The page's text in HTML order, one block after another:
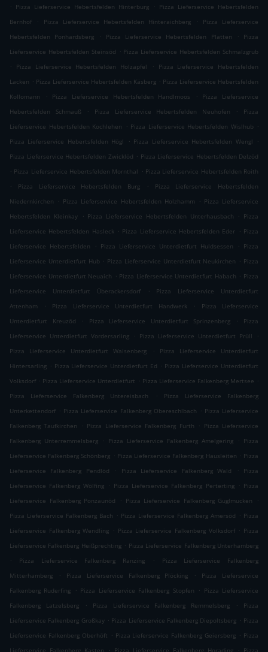
. Pizza Lieferservice Hebertsfelden Hinterburg . Pizza Lieferservice Hebertsfelden
Bernhof
. Pizza Lieferservice Hebertsfelden Hinteraichberg .
Pizza Lieferservice
Hebertsfelden Ponhardsberg
. Pizza Lieferservice Hebertsfelden Platten .
Pizza
Lieferservice Hebertsfelden Steinsöd . Pizza Lieferservice Hebertsfelden Schmalzgrub
.
Pizza Lieferservice Hebertsfelden Holzapfel .
Pizza Lieferservice Hebertsfelden
Lacken . Pizza Lieferservice Hebertsfelden Käsberg . Pizza Lieferservice Hebertsfelden
Kollomann
. Pizza Lieferservice Hebertsfelden Handlmoos .
Pizza Lieferservice
Hebertsfelden Schmauß
. Pizza Lieferservice Hebertsfelden Neuhofen .
Pizza
Lieferservice Hebertsfelden Kochlehen
. Pizza Lieferservice Hebertsfelden Wislhub .
Pizza Lieferservice Hebertsfelden Högl
. Pizza Lieferservice Hebertsfelden Wengl
.
Pizza Lieferservice Hebertsfelden Zwicklöd . Pizza Lieferservice Hebertsfelden Delzöd
. Pizza Lieferservice Hebertsfelden Mornthal . Pizza Lieferservice Hebertsfelden Roith
.
Pizza Lieferservice Hebertsfelden Burg .
Pizza Lieferservice Hebertsfelden
Niedernkirchen
. Pizza Lieferservice Hebertsfelden Holzhamm . Pizza Lieferservice
Hebertsfelden Kleinkay
. Pizza Lieferservice Hebertsfelden Unterhausbach . Pizza
Lieferservice Hebertsfelden Hasleck . Pizza Lieferservice Hebertsfelden Eder . Pizza
Lieferservice Hebertsfelden
. Pizza Lieferservice Unterdietfurt Huldsessen . Pizza
Lieferservice Unterdietfurt Hub . Pizza Lieferservice Unterdietfurt Neukirchen . Pizza
Lieferservice Unterdietfurt Neuaich . Pizza Lieferservice Unterdietfurt Habach . Pizza
Lieferservice Unterdietfurt Überackersdorf
.
Pizza Lieferservice Unterdietfurt
Attenham
. Pizza Lieferservice Unterdietfurt Handwerk .
Pizza Lieferservice
Unterdietfurt Kreuzöd
. Pizza Lieferservice Unterdietfurt Sprinzenberg .
Pizza
Lieferservice Unterdietfurt Vordersarling
. Pizza Lieferservice Unterdietfurt Prüll
.
Pizza Lieferservice Unterdietfurt Waisenberg
.
Pizza Lieferservice Unterdietfurt
Hintersarling . Pizza Lieferservice Unterdietfurt Ed . Pizza Lieferservice Unterdietfurt
Volksdorf . Pizza Lieferservice Unterdietfurt . Pizza Lieferservice Falkenberg Mertsee .
Pizza Lieferservice Falkenberg Untereisbach
.
Pizza Lieferservice Falkenberg
Unterkettendorf . Pizza Lieferservice Falkenberg Obereschlbach . Pizza Lieferservice
Falkenberg Taufkirchen
. Pizza Lieferservice Falkenberg Furth . Pizza Lieferservice
Falkenberg Unterremmelsberg
. Pizza Lieferservice Falkenberg Amelgering . Pizza
Lieferservice Falkenberg Schönberg . Pizza Lieferservice Falkenberg Hausleiten . Pizza
Lieferservice Falkenberg Pendlöd
. Pizza Lieferservice Falkenberg Wald .
Pizza
Lieferservice Falkenberg Wölfing
. Pizza Lieferservice Falkenberg Perterting . Pizza
Lieferservice Falkenberg Ponzaunöd
. Pizza Lieferservice Falkenberg Guglmucken
.
Pizza Lieferservice Falkenberg Bach . Pizza Lieferservice Falkenberg Amersöd . Pizza
Lieferservice Falkenberg Wendling . Pizza Lieferservice Falkenberg Volksdorf . Pizza
Lieferservice Falkenberg Heißprechting . Pizza Lieferservice Falkenberg Unterhamberg
.
Pizza Lieferservice Falkenberg Ranzing .
Pizza Lieferservice Falkenberg
Mitterhamberg
. Pizza Lieferservice Falkenberg Plöcking .
Pizza Lieferservice
Falkenberg Ruderfing
. Pizza Lieferservice Falkenberg Stopfen . Pizza Lieferservice
Falkenberg Latzelsberg
. Pizza Lieferservice Falkenberg Remmelsberg .
Pizza
Lieferservice Falkenberg Großkay . Pizza Lieferservice Falkenberg Diepoltsberg . Pizza
Lieferservice Falkenberg Oberhöft . Pizza Lieferservice Falkenberg Geiersberg . Pizza
. .